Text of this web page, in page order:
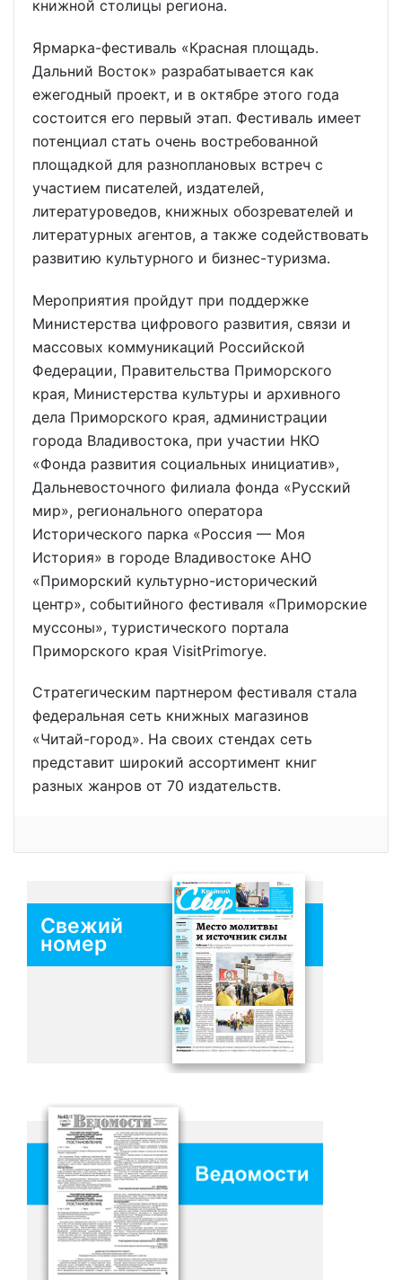
книжной столицы региона.
Ярмарка-фестиваль «Красная площадь.
Дальний Восток» разрабатывается как
ежегодный проект, и в октябре этого года
состоится его первый этап. Фестиваль имеет
потенциал стать очень востребованной
площадкой для разноплановых встреч с
участием писателей, издателей,
литературоведов, книжных обозревателей и
литературных агентов, а также содействовать
развитию культурного и бизнес-туризма.
Мероприятия пройдут при поддержке
Министерства цифрового развития, связи и
массовых коммуникаций Российской
Федерации, Правительства Приморского
края, Министерства культуры и архивного
дела Приморского края, администрации
города Владивостока, при участии НКО
«Фонда развития социальных инициатив»,
Дальневосточного филиала фонда «Русский
мир», регионального оператора
Исторического парка «Россия — Моя
История» в городе Владивостоке АНО
«Приморский культурно-исторический
центр», событийного фестиваля «Приморские
муссоны», туристического портала
Приморского края VisitPrimorye.
Стратегическим партнером фестиваля стала
федеральная сеть книжных магазинов
«Читай-город». На своих стендах сеть
представит широкий ассортимент книг
разных жанров от 70 издательств.
Свежий
номер